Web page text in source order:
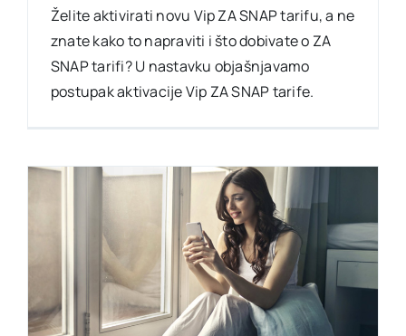
Želite aktivirati novu Vip ZA SNAP tarifu, a ne
znate kako to napraviti i što dobivate o ZA
SNAP tarifi? U nastavku objašnjavamo
postupak aktivacije Vip ZA SNAP tarife.